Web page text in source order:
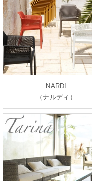
NARDI
（ナルディ）